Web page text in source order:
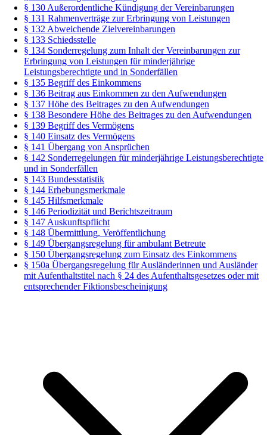
§ 130 Außerordentliche Kündigung der Vereinbarungen
§ 131 Rahmenverträge zur Erbringung von Leistungen
§ 132 Abweichende Zielvereinbarungen
§ 133 Schiedsstelle
§ 134 Sonderregelung zum Inhalt der Vereinbarungen zur
Erbringung von Leistungen für minderjährige
Leistungsberechtigte und in Sonderfällen
§ 135 Begriff des Einkommens
§ 136 Beitrag aus Einkommen zu den Aufwendungen
§ 137 Höhe des Beitrages zu den Aufwendungen
§ 138 Besondere Höhe des Beitrages zu den Aufwendungen
§ 139 Begriff des Vermögens
§ 140 Einsatz des Vermögens
§ 141 Übergang von Ansprüchen
§ 142 Sonderregelungen für minderjährige Leistungsberechtigte
und in Sonderfällen
§ 143 Bundesstatistik
§ 144 Erhebungsmerkmale
§ 145 Hilfsmerkmale
§ 146 Periodizität und Berichtszeitraum
§ 147 Auskunftspflicht
§ 148 Übermittlung, Veröffentlichung
§ 149 Übergangsregelung für ambulant Betreute
§ 150 Übergangsregelung zum Einsatz des Einkommens
§ 150a Übergangsregelung für Ausländerinnen und Ausländer
mit Aufenthaltstitel nach § 24 des Aufenthaltsgesetzes oder mit
entsprechender Fiktionsbescheinigung